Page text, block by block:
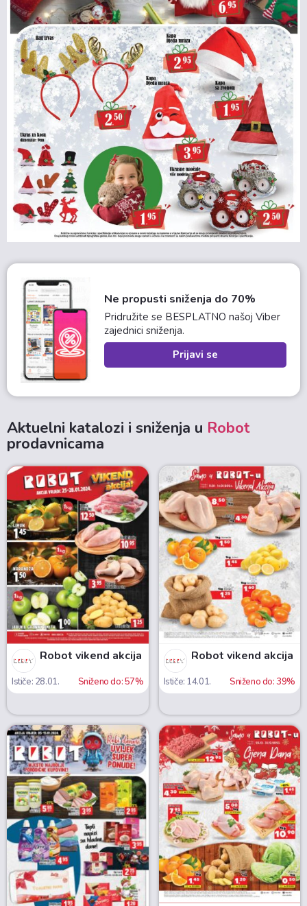
Ne propusti sniženja do 70%
Pridružite se BESPLATNO našoj Viber
zajednici sniženja.
Prijavi se
Aktuelni katalozi i sniženja u Robot
prodavnicama
Robot vikend akcija
Ističe: 28.01. Sniženo do: 57%
Robot vikend akcija
Ističe: 14.01. Sniženo do: 39%